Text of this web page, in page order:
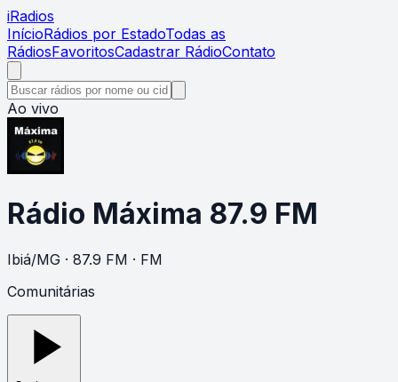
iRadios
InícioRádios por EstadoTodas as
RádiosFavoritosCadastrar RádioContato
Ao vivo
Rádio Máxima 87.9 FM
Ibiá/MG · 87.9 FM · FM
Comunitárias